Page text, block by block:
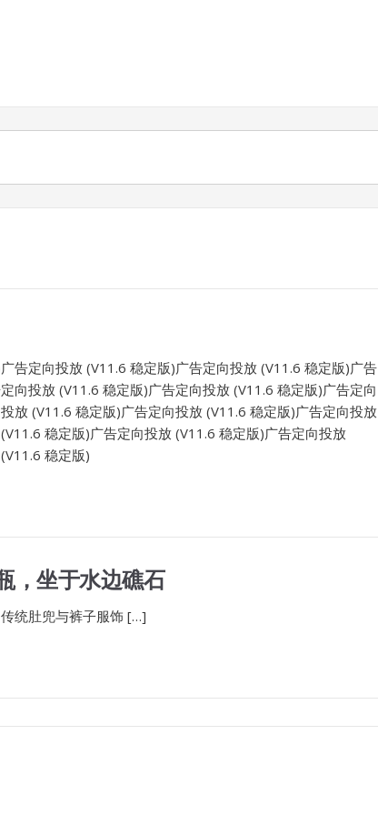
告定向投放 (V11.6 稳定版)广告定向投放 (V11.6 稳定版)广告
向投放 (V11.6 稳定版)广告定向投放 (V11.6 稳定版)广告定向
放 (V11.6 稳定版)广告定向投放 (V11.6 稳定版)广告定向投放
稳定版)广告定向投放 (V11.6 稳定版)广告定向投放
稳定版)
，坐于水边礁石
统肚兜与裤子服饰 […]